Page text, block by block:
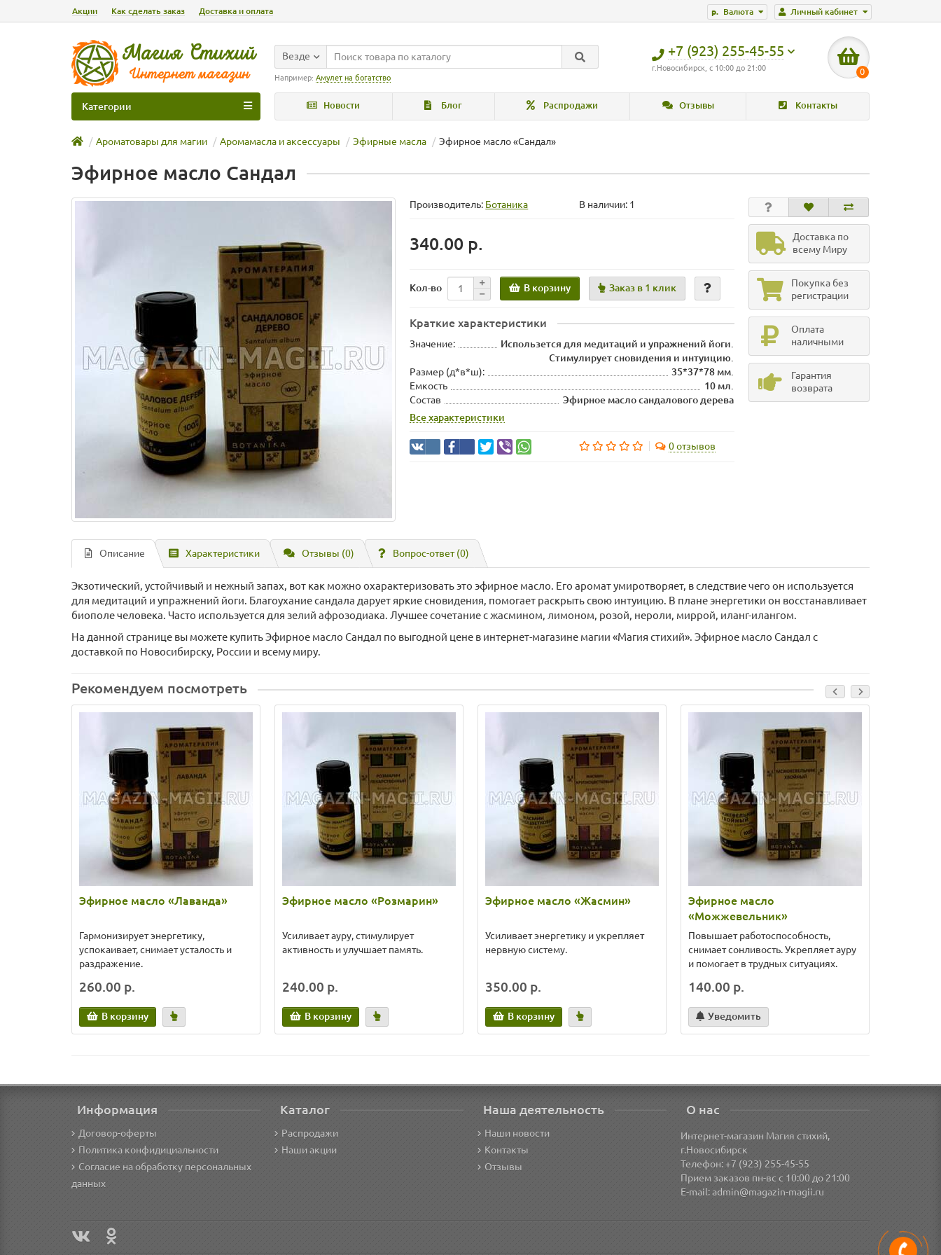
Личный кабинет
р. Валюта
Акции Как сделать заказ Доставка и оплата
+7 (923) 255-45-55
г.Новосибирск, с 10:00 до 21:00 0
Везде
Например: Амулет на богатство
Новости Блог Распродажи Отзывы Контакты
Категории
Ароматовары для магии Аромамасла и аксессуары Эфирные масла Эфирное масло «Сандал»
Эфирное масло Сандал
Производитель: Ботаника В наличии: 1
340.00 р.
Кол-во В корзину Заказ в 1 клик
Краткие характеристики
Значение:
Использется для медитаций и упражнений йоги.
Стимулирует сновидения и интуицию.
Размер (д*в*ш):
35*37*78 мм.
Емкость
10 мл.
Состав
Эфирное масло сандалового дерева
Все характеристики
0 отзывов
Доставка по
всему Миру
Покупка без
регистрации
Оплата
наличными
Гарантия
возврата
Описание Характеристики Отзывы (0) Вопрос-ответ(0)
Экзотический, устойчивый и нежный запах, вот как можно охарактеризовать это эфирное масло. Его аромат умиротворяет, в следствие чего он используется
для медитаций и упражнений йоги. Благоухание сандала дарует яркие сновидения, помогает раскрыть свою интуицию. В плане энергетики он восстанавливает
биополе человека. Часто используется для зелий афрозодиака. Лучшее сочетание с жасмином, лимоном, розой, нероли, миррой, иланг-илангом.
На данной странице вы можете купить Эфирное масло Сандал по выгодной цене в интернет-магазине магии «Магия стихий». Эфирное масло Сандал с
доставкой по Новосибирску, России и всему миру.
Рекомендуем посмотреть
Эфирное масло «Лаванда»
Гармонизирует энергетику,
успокаивает, снимает усталость и
раздражение.
260.00 р.
В корзину
Эфирное масло «Розмарин»
Усиливает ауру, стимулирует
активность и улучшает память.
240.00 р.
В корзину
Эфирное масло «Жасмин»
Усиливает энергетику и укрепляет
нервную систему.
350.00 р.
В корзину
Эфирное масло
«Можжевельник»
Повышает работоспособность,
снимает сонливость. Укрепляет ауру
и помогает в трудных ситуациях.
140.00 р.
Уведомить
Информация
Договор-оферты
Политика конфидициальности
Согласие на обработку персональных
данных
Каталог
Распродажи
Наши акции
Наша деятельность
Наши новости
Контакты
Отзывы
О нас
Интернет-магазин Магия стихий,
г.Новосибирск
Телефон: +7 (923) 255-45-55
Прием заказов пн-вс с 10:00 до 21:00
E-mail:admin@magazin-magii.ru